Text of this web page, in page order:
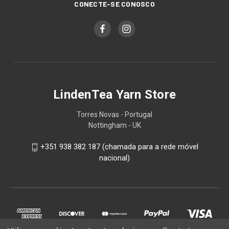
CONECTE-SE CONOSCO
LindenTea Yarn Store
Torres Novas - Portugal
Nottingham - UK
+351 938 382 187 (chamada para a rede móvel
nacional)